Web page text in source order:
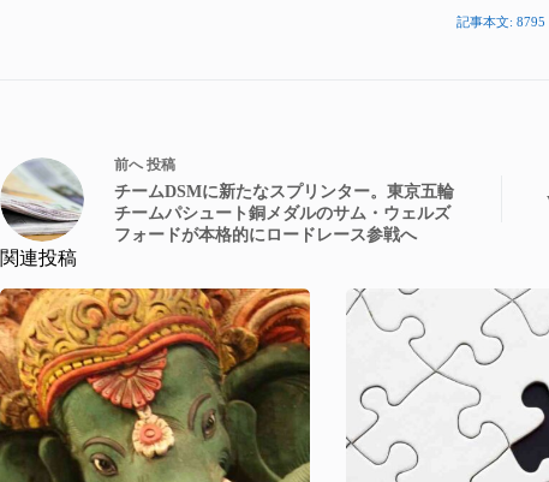
記事本文: 8795
前へ投稿
チームDSMに新たなスプリンター。東京五輪
チームパシュート銅メダルのサム・ウェルズ
フォードが本格的にロードレース参戦へ
関連投稿